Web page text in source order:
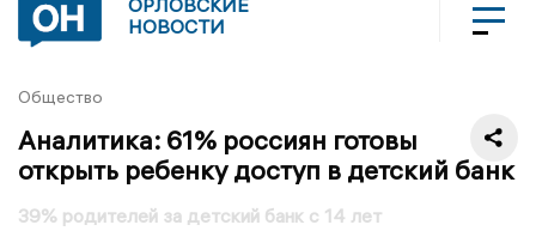
ОРЛОВСКИЕ
НОВОСТИ
Общество
Аналитика: 61% россиян готовы
открыть ребенку доступ в детский банк
39% родителей за детский банк с 14 лет